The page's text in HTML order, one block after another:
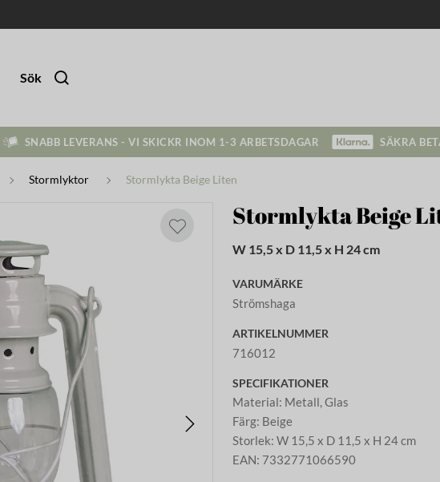
Sök
SNABB LEVERANS - VI SKICKR INOM 1-3 ARBETSDAGAR SÄKRA
Stormlyktor Stormlykta Beige Liten
Stormlykta Beige
W 15,5 x D 11,5 x H 24 cm
VARUMÄRKE
Strömshaga
ARTIKELNUMMER
716012
SPECIFIKATIONER
Material: Metall, Glas
Färg: Beige
Storlek:W 15,5 x D 11,5 x H 24 cm
EAN: 7332771066590